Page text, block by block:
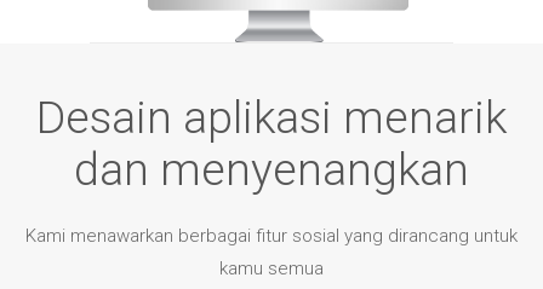
Desain aplikasi menarik
dan menyenangkan
Kami menawarkan berbagai fitur sosial yang dirancang untuk
kamu semua